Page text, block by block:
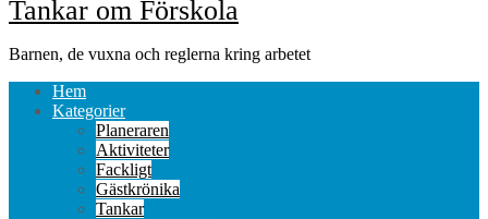
Tankar om Förskola
Barnen, de vuxna och reglerna kring arbetet
Hem
Kategorier
Planeraren
Aktiviteter
Fackligt
Gästkrönika
Tankar